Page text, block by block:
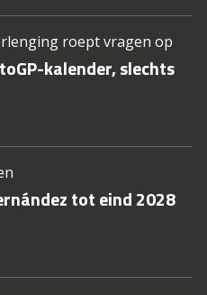
roept vragen op
kalender, slechts
tot eind 2028